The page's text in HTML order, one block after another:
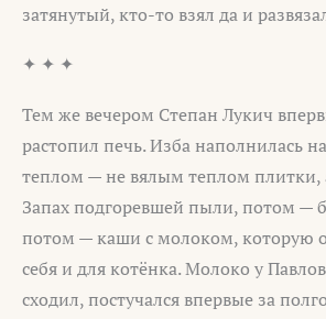
затянутый, кто-то взял да и
✦ ✦ ✦
Тем же вечером Степан Лукич
растопил печь. Изба наполнилась
теплом — не вялым теплом
Запах подгоревшей пыли, потом —
потом — каши с молоком, которую
себя и для котёнка. Молоко у
сходил, постучался впервые за